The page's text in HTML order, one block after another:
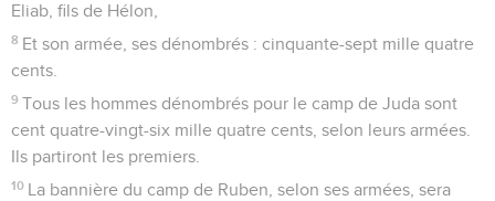
Eliab, fils de Hélon,
8 Et son armée, ses dénombrés : cinquante-sept mille quatre
cents.
9 Tous les hommes dénombrés pour le camp de Juda sont
cent quatre-vingt-six mille quatre cents, selon leurs armées.
Ils partiront les premiers.
10 La bannière du camp de Ruben, selon ses armées, sera